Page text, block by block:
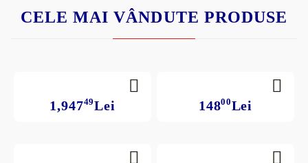
CELE MAI VÂNDUTE PRODUSE
1,94749Lei 14800Lei